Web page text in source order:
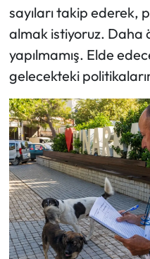
sayıları takip ederek,
almak istiyoruz. Daha
yapılmamış. Elde
gelecekteki